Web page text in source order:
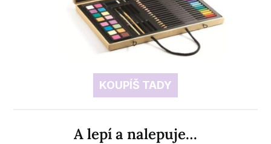
KOUPÍŠ TADY
A lepí a nalepuje…